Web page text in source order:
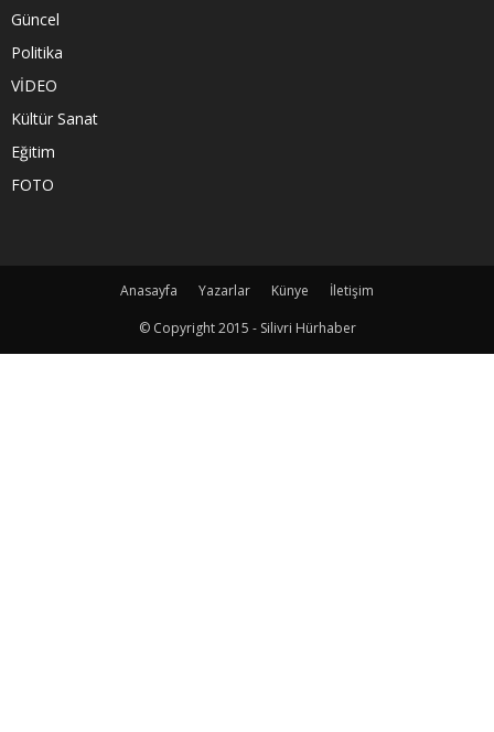
Güncel
Politika
VİDEO
Kültür Sanat
Eğitim
FOTO
Anasayfa Yazarlar Künye
İletişim
© Copyright 2015 - Silivri Hürhaber